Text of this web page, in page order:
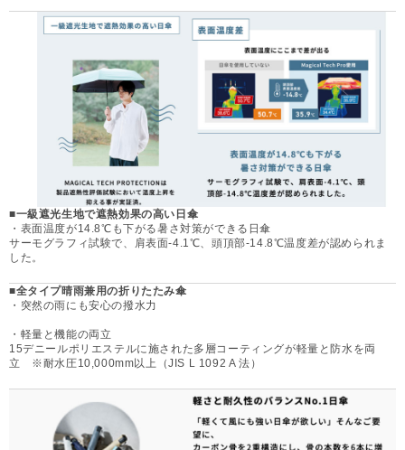
■一級遮光生地で遮熱効果の高い日傘
・表面温度が14.8℃も下がる暑さ対策ができる日傘
サーモグラフィ試験で、肩表面-4.1℃、頭頂部-14.8℃温度差が認められま
した。
■全タイプ晴雨兼用の折りたたみ傘
・突然の雨にも安心の撥水力
・軽量と機能の両立
15デニールポリエステルに施された多層コーティングが軽量と防水を両
立 ※耐水圧10,000mm以上（JIS L 1092 A 法）